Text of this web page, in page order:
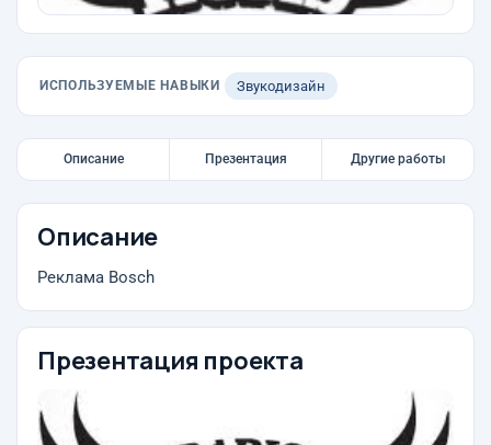
ИСПОЛЬЗУЕМЫЕ НАВЫКИ Звукодизайн
Описание Презентация Другие работы
Описание
Реклама Bosch
Презентация проекта